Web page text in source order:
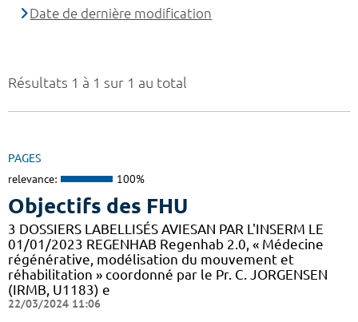
Résultats 1 à 1 sur 1 au total
PAGES
relevance: 100%
Objectifs des FHU
3 DOSSIERS LABELLISÉS AVIESAN PAR L'INSERM LE
01/01/2023 REGENHAB Regenhab 2.0, « Médecine
régénérative, modélisation du mouvement et
réhabilitation » coordonné par le Pr. C. JORGENSEN
(IRMB, U1183) e
22/03/2024 11:06
Date de dernière modification